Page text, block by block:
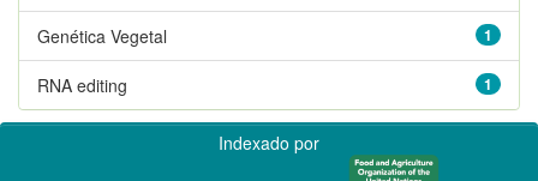
1
Genética Vegetal
1
RNA editing
Indexado por